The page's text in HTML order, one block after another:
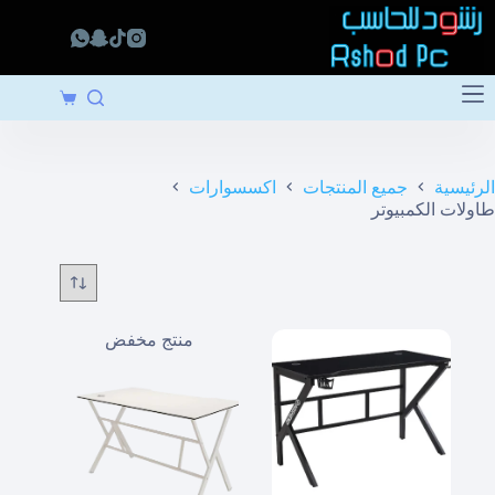
التجاوز
إلى
المحتوى
عربة
الرئيسية جميع المنتجات
اكسسوارات
طاولات الكمبيوتر
منتج مخفض